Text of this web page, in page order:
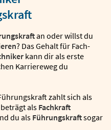
an oder willst du
? Das Gehalt für Fach-
kann dir als erste
Karriereweg du
zahlt sich als
als Fachkraft
du alsFührungskraftsogar